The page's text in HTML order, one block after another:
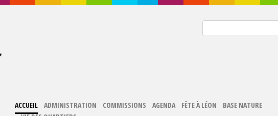
ACCUEIL ADMINISTRATION COMMISSIONS AGENDA FÊTE À LÉON
BASE NATURE